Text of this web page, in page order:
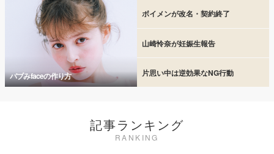
バブみfaceの作り方
ボイメンが改名・契約終了
山崎怜奈が妊娠生報告
片思い中は逆効果なNG行動
記事ランキング
RANKING